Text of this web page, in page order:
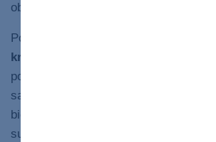
obsahuje zväčša viac tuku, sú tiež
Podľa Páleníka by sme mali ryby jesť
krát týždenne
. Skvelé druhy sú
pomere cena a výkon sú však výborne
sardinky vo vlastnej šťave, ktoré
bielkovín. Zo sladkovodných sa hodí
sumček.